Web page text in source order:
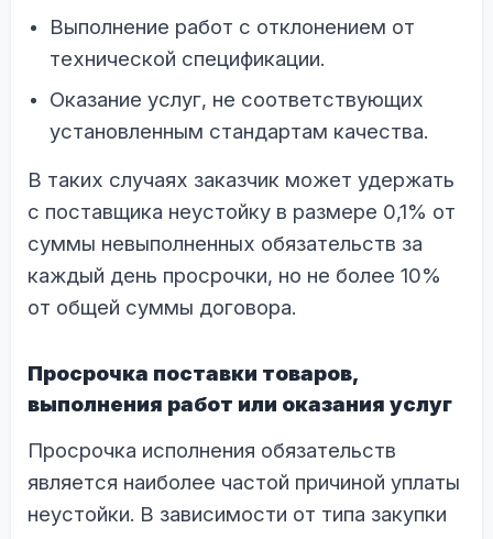
Выполнение работ с отклонением от
технической спецификации.
Оказание услуг, не соответствующих
установленным стандартам качества.
В таких случаях заказчик может удержать
с поставщика неустойку в размере 0,1% от
суммы невыполненных обязательств за
каждый день просрочки, но не более 10%
от общей суммы договора.
Просрочка поставки товаров,
выполнения работ или оказания услуг
Просрочка исполнения обязательств
является наиболее частой причиной уплаты
неустойки. В зависимости от типа закупки